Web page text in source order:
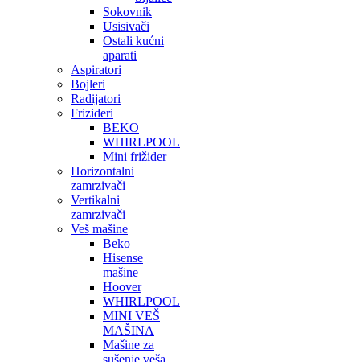
Sokovnik
Usisivači
Ostali kućni
aparati
Aspiratori
Bojleri
Radijatori
Frizideri
BEKO
WHIRLPOOL
Mini frižider
Horizontalni
zamrzivači
Vertikalni
zamrzivači
Veš mašine
Beko
Hisense
mašine
Hoover
WHIRLPOOL
MINI VEŠ
MAŠINA
Mašine za
sušenje veša